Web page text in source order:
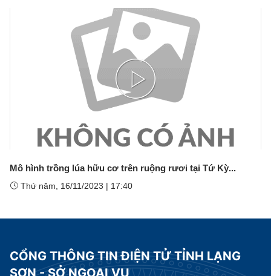
Play
Video
Mô hình trồng lúa hữu cơ trên ruộng rươi tại Tứ Kỳ...
Thứ năm, 16/11/2023 | 17:40
CỔNG THÔNG TIN ĐIỆN TỬ TỈNH LẠNG
SƠN - SỞ NGOẠI VỤ